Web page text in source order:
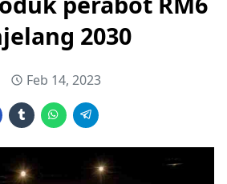
2030
Feb 14, 2023